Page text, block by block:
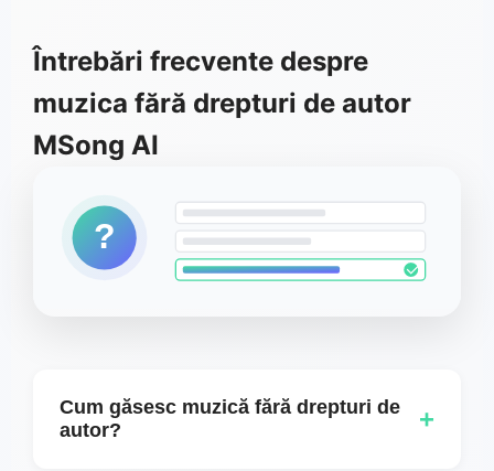
Întrebări frecvente despre
muzica fără drepturi de autor
MSong AI
?
Cum găsesc muzică fără drepturi de
autor?
+